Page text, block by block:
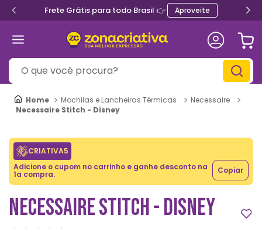
Frete Grátis para todo Brasil 👉 Aproveite
O que você procura?
Mochilas e Lancheiras Térmicas
Necessaire
Necessaire Stitch - Disney
CRIATIVA5
Adicione o cupom no carrinho e ganhe desconto na
1a compra. Copiar
NECESSAIRE STITCH - DISNEY